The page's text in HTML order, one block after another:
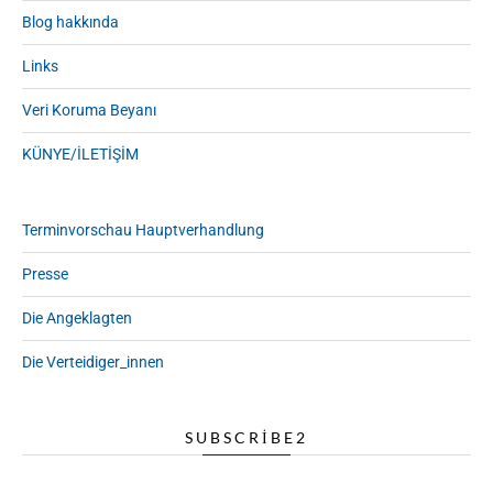
Blog hakkında
Links
Veri Koruma Beyanı
KÜNYE/İLETİŞİM
Terminvorschau Hauptverhandlung
Presse
Die Angeklagten
Die Verteidiger_innen
SUBSCRIBE2